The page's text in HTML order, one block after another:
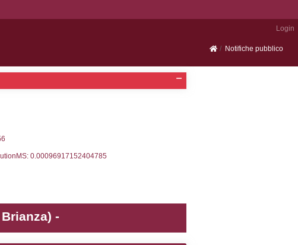
Portale SEVESO
= -2, executionMS: 0.0003359317779541
= -2, executionMS: 0.00020790100097656